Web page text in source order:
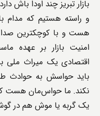
بازار تبریز چند اودا باش
و راسته هستیم که مدام
هست و با کوچکترین
امنیت بازار بر عهده
اقتصادی یک میراث ملی
باید حواسش به حوادث
نکند. ما حواس‌مان هست
یک گربه یا موش هم در